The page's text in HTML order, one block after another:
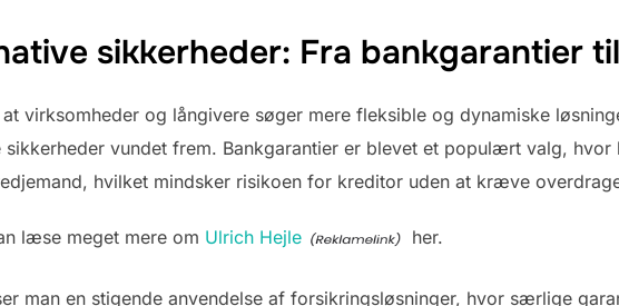
sikkerheder: Fra bankgarantier
virksomheder og långivere søger mere fleksible og dynamiske
sikkerheder vundet frem. Bankgarantier er blevet et populært valg,
hvilket mindsker risikoen for kreditor uden at kræve
læse meget mere om Ulrich Hejle her.
man en stigende anvendelse af forsikringsløsninger, hvor særlige